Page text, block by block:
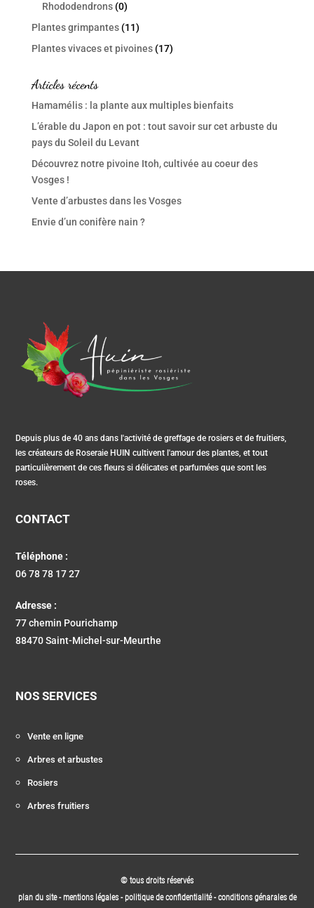
Rhododendrons (0)
Plantes grimpantes (11)
Plantes vivaces et pivoines (17)
Articles récents
Hamamélis : la plante aux multiples bienfaits
L’érable du Japon en pot : tout savoir sur cet arbuste du
pays du Soleil du Levant
Découvrez notre pivoine Itoh, cultivée au coeur des
Vosges !
Vente d’arbustes dans les Vosges
Envie d’un conifère nain ?
Depuis plus de 40 ans dans l'activité de greffage de rosiers et de fruitiers,
les créateurs de Roseraie HUIN cultivent l'amour des plantes, et tout
particulièrement de ces fleurs si délicates et parfumées que sont les
roses.
CONTACT
Téléphone :
06 78 78 17 27
Adresse :
77 chemin Pourichamp
88470 Saint-Michel-sur-Meurthe
NOS SERVICES
Vente en ligne
Arbres et arbustes
Rosiers
Arbres fruitiers
© tous droits réservés
plan du site-mentions légales -politique de confidentialité-conditions génarales de